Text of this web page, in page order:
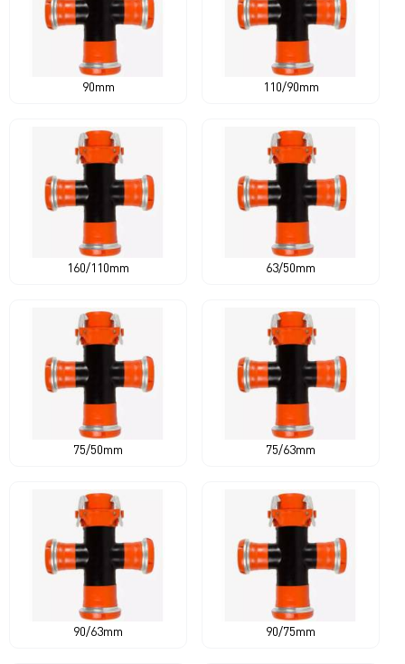
90mm 110/90mm
160/110mm 63/50mm
75/50mm 75/63mm
90/63mm 90/75mm